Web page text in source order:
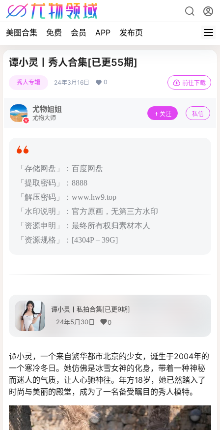
美图合集 免费 会员 APP 发布页
谭小灵丨秀人合集[已更55期]
秀人专辑 24年3月16日 0 前往下载
尤物姐姐
尤物大师
关注 私信
「存储网盘」：百度网盘
「提取密码」：8888
「解压密码」：www.hw9.top
「水印说明」：官方原画，无第三方水印
「资源申明」：最终所有权归素材本人
「资源规格」：[4304P – 39G]
谭小灵丨私拍合集[已更9期]
24年5月30日
0
谭小灵，一个来自繁华都市北京的少女，诞生于2004年的
一个寒冷冬日。她仿佛是冰雪女神的化身，带着一种神秘
而迷人的气质，让人心驰神往。年方18岁，她已然踏入了
时尚与美丽的殿堂，成为了一名备受瞩目的秀人模特。